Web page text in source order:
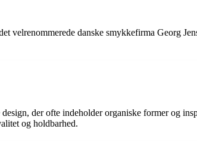
velrenommerede danske smykkefirma Georg
der ofte indeholder organiske former og
og holdbarhed.